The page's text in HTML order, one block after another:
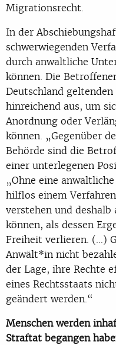
Migrationsrecht.
In der
schwerwiegenden
durch anwaltliche
können. Die
Deutschland
hinreichend aus, um
Anordnung oder
können. „Gegenüber
Behörde sind die
einer unterlegenen
„Ohne eine
hilflos einem
verstehen und
können, als dessen
Freiheit verlieren. (…)
Anwält*in nicht
der Lage, ihre Rechte
eines Rechtsstaats
geändert werden.“
Menschen werden
Straftat begangen